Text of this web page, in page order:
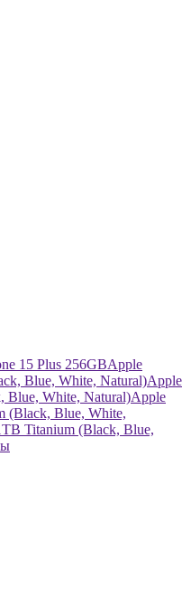
15 Plus 256GBApple
Blue, White, Natural)Apple
Blue, White, Natural)Apple
(Black, Blue, White,
Titanium (Black, Blue,